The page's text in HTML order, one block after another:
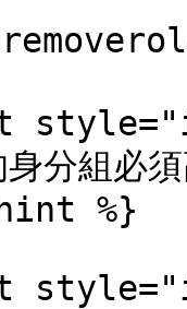
分組必
%}